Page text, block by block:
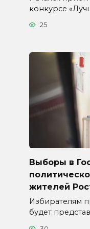
конкурсе
25
Выборы в
жителей
Избирателям
будет